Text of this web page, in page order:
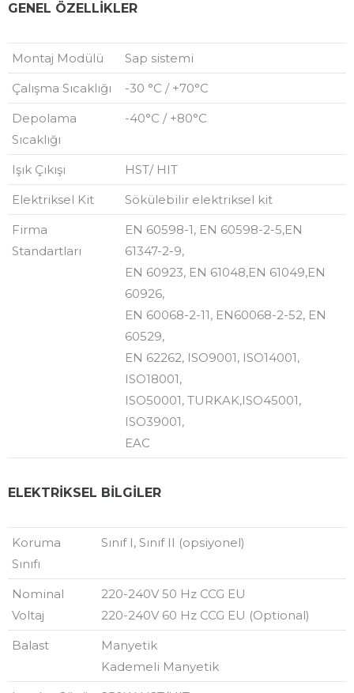
GENEL ÖZELLİKLER
Montaj Modülü
Sap sistemi
Çalışma Sıcaklığı
-30 °C / +70°C
Depolama
Sıcaklığı
-40°C / +80°C
Işık Çıkışı
HST/ HIT
Elektriksel Kit
Sökülebilir elektriksel kit
Firma
Standartları
EN 60598-1, EN 60598-2-5,EN
61347-2-9,
EN 60923, EN 61048,EN 61049,EN
60926,
EN 60068-2-11, EN60068-2-52, EN
60529,
EN 62262, ISO9001, ISO14001,
ISO18001,
ISO50001, TURKAK,ISO45001,
ISO39001,
EAC
ELEKTRİKSEL BİLGİLER
Koruma
Sınıfı
Sınıf I, Sınıf II (opsiyonel)
Nominal
Voltaj
220-240V 50 Hz CCG EU
220-240V 60 Hz CCG EU (Optional)
Balast
Manyetik
Kademeli Manyetik